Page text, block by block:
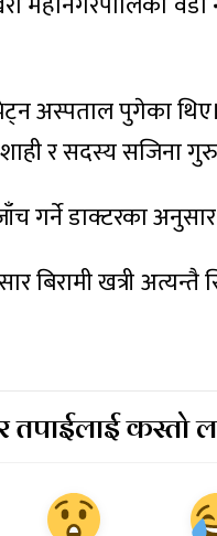
अस्पताल पुगेका
र सदस्य सजिना
गर्ने डाक्टरका
खत्री
कस्तो